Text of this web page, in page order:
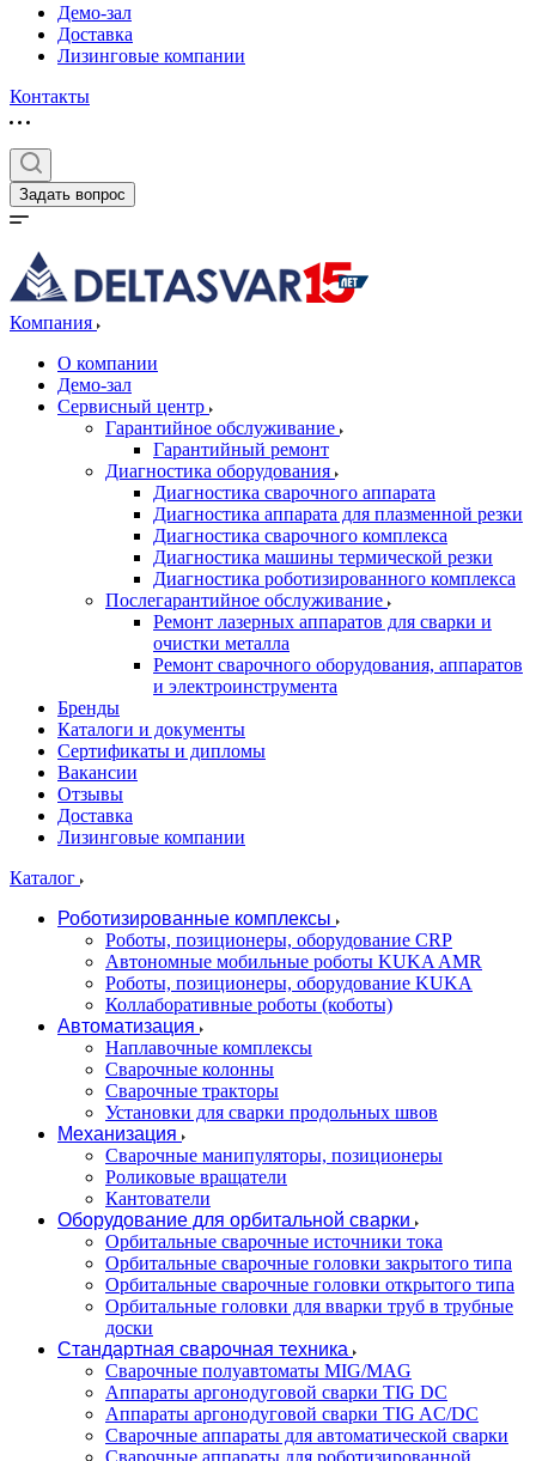
Демо-зал
Доставка
Лизинговые компании
Контакты
Задать вопрос
Компания
О компании
Демо-зал
Сервисный центр
Гарантийное обслуживание
Гарантийный ремонт
Диагностика оборудования
Диагностика сварочного аппарата
Диагностика аппарата для плазменной резки
Диагностика сварочного комплекса
Диагностика машины термической резки
Диагностика роботизированного комплекса
Послегарантийное обслуживание
Ремонт лазерных аппаратов для сварки и
очистки металла
Ремонт сварочного оборудования, аппаратов
и электроинструмента
Бренды
Каталоги и документы
Сертификаты и дипломы
Вакансии
Отзывы
Доставка
Лизинговые компании
Каталог
Роботизированные комплексы
Роботы, позиционеры, оборудование CRP
Автономные мобильные роботы KUKA AMR
Роботы, позиционеры, оборудование KUKA
Коллаборативные роботы (коботы)
Автоматизация
Наплавочные комплексы
Сварочные колонны
Сварочные тракторы
Установки для сварки продольных швов
Механизация
Сварочные манипуляторы, позиционеры
Роликовые вращатели
Кантователи
Оборудование для орбитальной сварки
Орбитальные сварочные источники тока
Орбитальные сварочные головки закрытого типа
Орбитальные сварочные головки открытого типа
Орбитальные головки для вварки труб в трубные
доски
Стандартная сварочная техника
Сварочные полуавтоматы MIG/MAG
Аппараты аргонодуговой сварки TIG DC
Аппараты аргонодуговой сварки TIG AC/DC
Сварочные аппараты для автоматической сварки
Сварочные аппараты для роботизированной